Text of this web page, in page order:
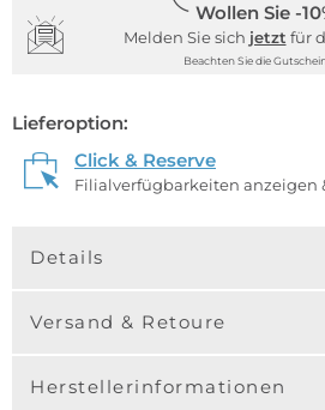
Wollen Sie -
Melden Sie sich jetzt für
Beachten Sie die
Lieferoption:
Click & Reserve
Filialverfügbarkeiten anzeigen
Details
Versand & Retoure
Herstellerinformationen